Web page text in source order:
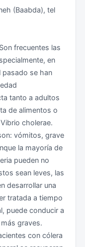
modos, se
país.
anterior
salvo por
no pueda ser
la siguiente
Líbano).
el país.
mientras
(Baabda), tel
frecuentes las
en
pasado se han
tanto a adultos
de alimentos o
cholerae.
vómitos, grave
la mayoría de
pueden no
sean leves, las
desarrollar una
tratada a tiempo
puede conducir a
graves.
con cólera